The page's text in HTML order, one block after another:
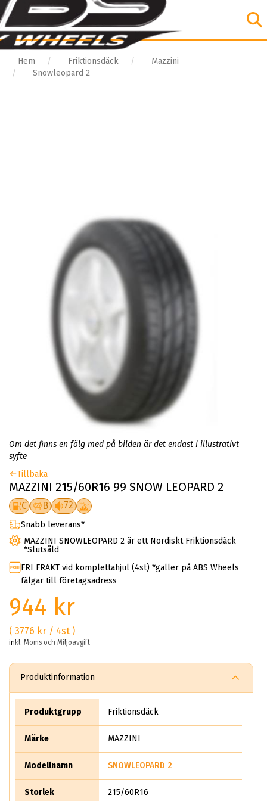
Hem Friktionsdäck
Mazzini
Snowleopard 2
Om det finns en fälg med på bilden är det endast i illustrativt
syfte
Tillbaka
MAZZINI 215/60R16 99 SNOW LEOPARD 2
C B 72
Snabb leverans*
MAZZINI SNOWLEOPARD 2 är ett Nordiskt Friktionsdäck
*Slutsåld
FRI FRAKT vid komplettahjul (4st) *gäller på ABS Wheels
fälgar till företagsadress
944 kr
( 3776 kr / 4st )
inkl. Moms och Miljöavgift
Produktinformation
Produktgrupp Friktionsdäck
Märke MAZZINI
Modellnamn SNOWLEOPARD 2
Storlek 215/60R16